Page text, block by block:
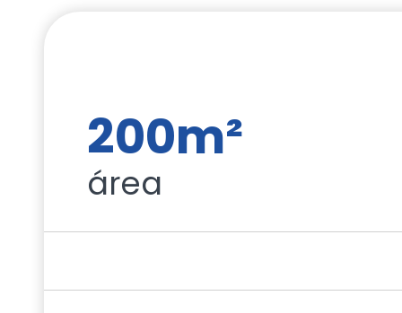
200m²
área